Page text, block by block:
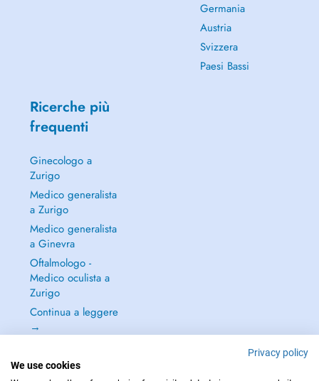
Germania
Austria
Svizzera
Paesi Bassi
Ricerche più
frequenti
Ginecologo a
Zurigo
Medico generalista
a Zurigo
Medico generalista
a Ginevra
Oftalmologo -
Medico oculista a
Zurigo
Continua a leggere
→
Privacy policy
We use cookies